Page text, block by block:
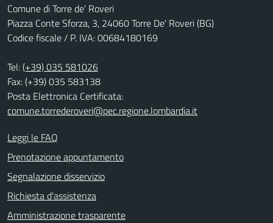
Comune di Torre de' Roveri
Piazza Conte Sforza, 3, 24060 Torre De' Roveri (BG)
Codice fiscale / P. IVA: 00684180169
Tel:(+39) 035 581026
Fax: (+39) 035 583138
Posta Elettronica Certificata:
comune.torrederoveri@pec.regione.lombardia.it
Leggi le FAQ
Prenotazione appuntamento
Segnalazione disservizio
Richiesta d'assistenza
Amministrazione trasparente